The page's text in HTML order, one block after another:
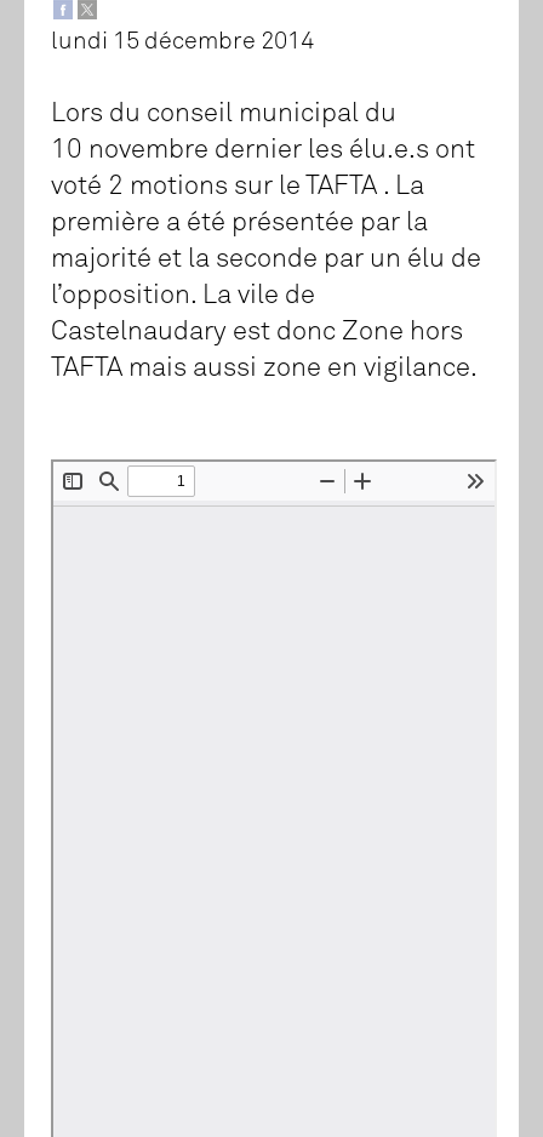
lundi 15 décembre 2014
Lors du conseil municipal du
10 novembre dernier les élu.e.s ont
voté 2 motions sur le TAFTA . La
première a été présentée par la
majorité et la seconde par un élu de
l’opposition. La vile de
Castelnaudary est donc Zone hors
TAFTA mais aussi zone en vigilance.